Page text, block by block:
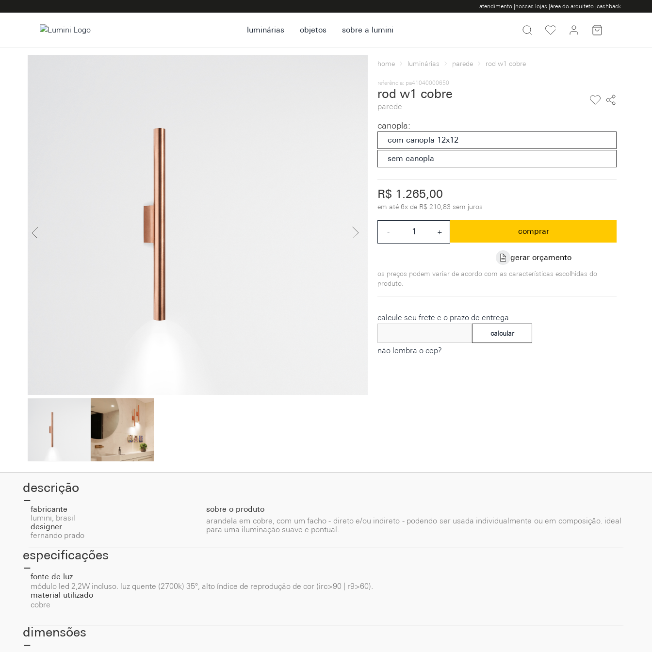
atendimento |nossas lojas |área do arquiteto |cashback
luminárias objetos sobre a lumini
home luminárias parede rod w1 cobre
referência: pa41040000650
rod w1 cobre
parede
canopla:
com canopla 12x12
sem canopla
R$ 1.265,00
em até6x de R$ 210,83 sem juros
- + comprar
gerar orçamento
os preços podem variar de acordo com as características escolhidas do
produto.
calcule seu frete e o prazo de entrega
calcular
não lembra o cep?
descrição
fabricante
lumini, brasil
designer
fernando prado
sobre o produto
arandela em cobre, com um facho - direto e/ou indireto - podendo ser usada individualmente ou em composição. ideal
para uma iluminação suave e pontual.
especificações
fonte de luz
módulo led 2,2W incluso. luz quente (2700k) 35°, alto índice de reprodução de cor (irc>90 | r9>60).
material utilizado
cobre
dimensões